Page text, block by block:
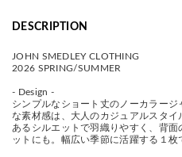
DESCRIPTION
JOHN SMEDLEY CLOTHING
2026 SPRING/SUMMER
- Design -
シンプルなショート丈のノーカラー
な素材感は、大人のカジュアルスタ
あるシルエットで羽織りやすく、背
ットにも。幅広い季節に活躍する１枚